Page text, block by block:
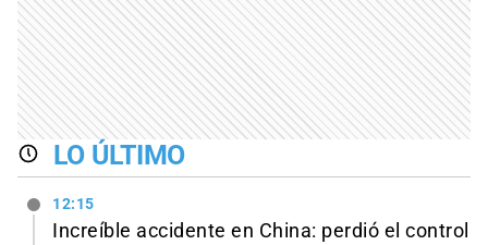
LO ÚLTIMO
12:15
Increíble accidente en China: perdió el control